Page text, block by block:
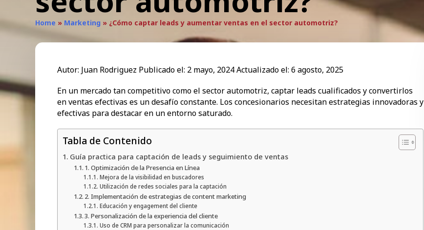
Home » Marketing » ¿Cómo captar leads y aumentar ventas en el sector automotriz?
Autor: Juan Rodriguez Publicado el: 2 mayo, 2024Actualizado el: 6 agosto, 2025
En un mercado tan competitivo como el sector automotriz, captar leads cualificados y convertirlos
en ventas efectivas es un desafío constante. Los concesionarios necesitan estrategias innovadoras y
efectivas para destacar en un entorno saturado.
Tabla de Contenido
Guía practica para captación de leads y seguimiento de ventas
1. Optimización de la Presencia en Línea
Mejora de la visibilidad en buscadores
Utilización de redes sociales para la captación
2. Implementación de estrategias de content marketing
Educación y engagement del cliente
3. Personalización de la experiencia del cliente
Uso de CRM para personalizar la comunicación